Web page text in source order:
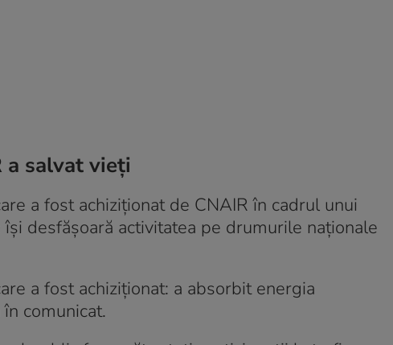
salvat vieți
a fost achiziționat de CNAIR în cadrul unui
desfășoară activitatea pe drumurile naționale
a fost achiziționat: a absorbit energia
comunicat.